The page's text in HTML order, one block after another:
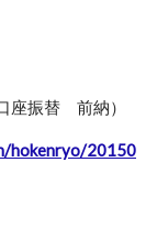
座振替 前納）
hokenryo/20150